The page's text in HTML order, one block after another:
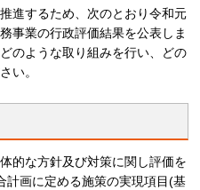
進するため、次のとおり令和元
事業の行政評価結果を公表しま
のような取り組みを行い、どの
い。
的な方針及び対策に関し評価を
計画に定める施策の実現項目(基